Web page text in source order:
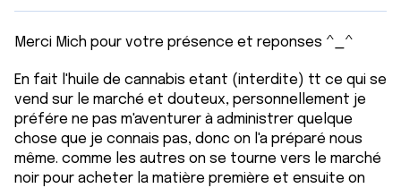
Merci Mich pour votre présence et reponses ^_^
En fait l'huile de cannabis etant (interdite) tt ce qui se
vend sur le marché et douteux, personnellement je
préfére ne pas m'aventurer à administrer quelque
chose que je connais pas, donc on l'a préparé nous
même. comme les autres on se tourne vers le marché
noir pour acheter la matière première et ensuite on